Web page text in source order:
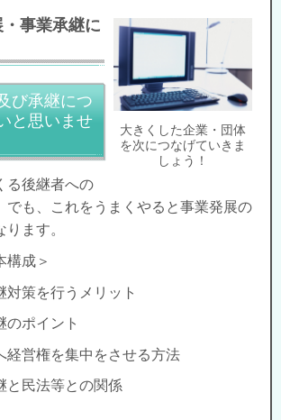
大きくした企業・団体
を次につなげていきま
しょう！
事業承継に
び承継につ
と思いませ
る後継者への
でも、これをうまくやると事業発展の
ます。
構成＞
対策を行うメリット
のポイント
経営権を集中をさせる方法
と民法等との関係